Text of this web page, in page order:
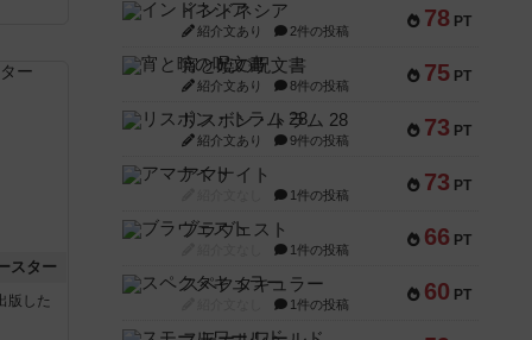
スター
版した
78 PT
インドネシア
紹介文あり 2件の投稿
75 PT
宵と暁の呪文書
紹介文あり 8件の投稿
73 PT
リスボン・トラム 28
紹介文あり 9件の投稿
73 PT
アマナイト
1件の投稿
66 PT
ブラヴェスト
1件の投稿
60 PT
スペクタキュラー
1件の投稿